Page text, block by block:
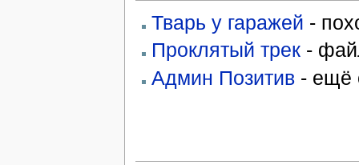
Тварь у гаражей -
Проклятый трек-
Админ Позитив- ещё